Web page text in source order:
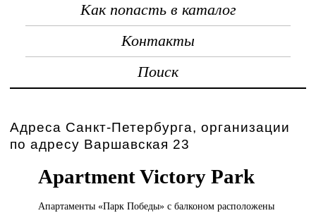
Как попасть в каталог
Контакты
Поиск
Адреса Санкт-Петербурга, организации
по адресу Варшавская 23
Apartment Victory Park
Апартаменты «ПаркПобеды» с балконом расположены